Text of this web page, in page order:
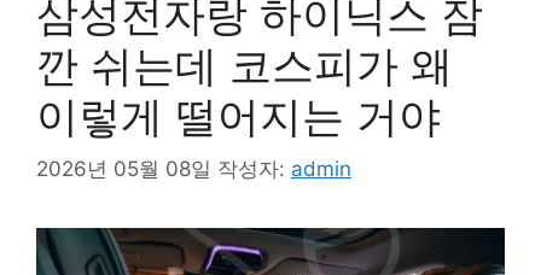
삼성전자랑 하이닉스 잠
깐 쉬는데 코스피가 왜
이렇게 떨어지는 거야
2026년 05월 08일 작성자: admin